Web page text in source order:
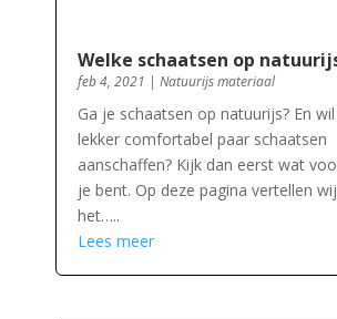
Welke schaatsen op
feb 4, 2021 | Natuurijs materiaal
Ga je schaatsen op natuurijs? En
lekker comfortabel paar schaatsen
aanschaffen? Kijk dan eerst wat
je bent. Op deze pagina vertellen
het…..
Lees meer